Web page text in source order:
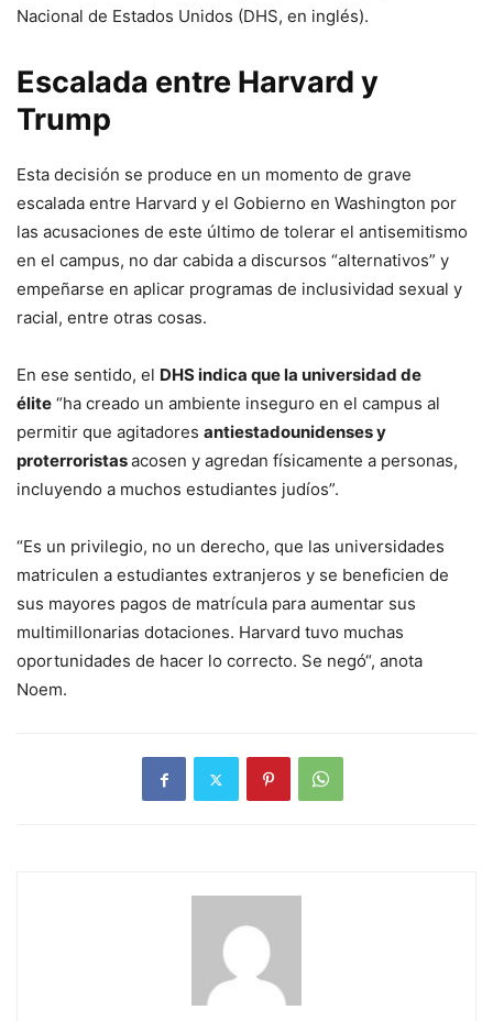
Nacional de Estados Unidos (DHS, en inglés).
Escalada entre Harvard y
Trump
Esta decisión se produce en un momento de grave
escalada entre Harvard y el Gobierno en Washington por
las acusaciones de este último de tolerar el antisemitismo
en el campus, no dar cabida a discursos “alternativos” y
empeñarse en aplicar programas de inclusividad sexual y
racial, entre otras cosas.
En ese sentido, el DHS indica que la universidad de
élite “ha creado un ambiente inseguro en el campus al
permitir que agitadores antiestadounidenses y
proterroristasacosen y agredan físicamente a personas,
incluyendo a muchos estudiantes judíos”.
“Es un privilegio, no un derecho, que las universidades
matriculen a estudiantes extranjeros y se beneficien de
sus mayores pagos de matrícula para aumentar sus
multimillonarias dotaciones. Harvard tuvo muchas
oportunidades de hacer lo correcto. Se negó“, anota
Noem.